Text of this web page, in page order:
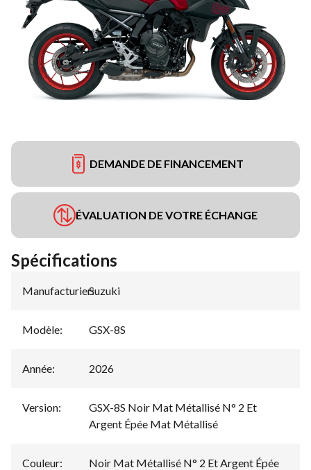
DEMANDE DE FINANCEMENT
ÉVALUATION DE VOTRE ÉCHANGE
Spécifications
Manufacturier:
Suzuki
Modèle: GSX-8S
Année: 2026
Version:
GSX-8S Noir Mat Métallisé N° 2 Et
Argent Épée Mat Métallisé
Couleur:
Noir Mat Métallisé N° 2 Et Argent Épée